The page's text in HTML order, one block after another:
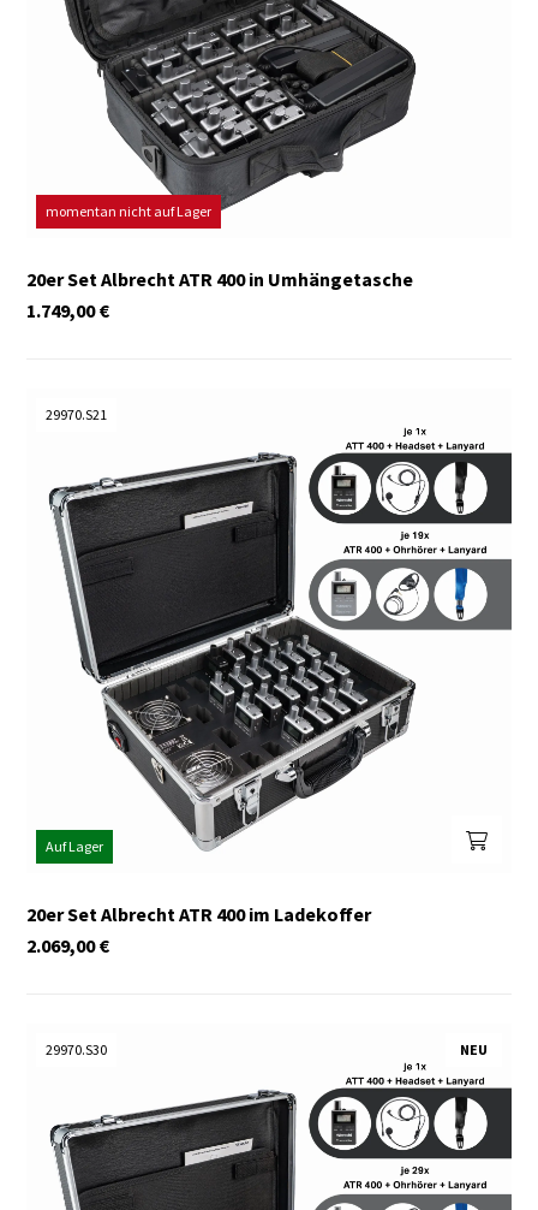
momentan nicht auf Lager
20er Set Albrecht ATR 400 in Umhängetasche
€
1.749,00
29970.S21
Auf Lager
20er Set Albrecht ATR 400 im Ladekoffer
€
2.069,00
NEU
29970.S30